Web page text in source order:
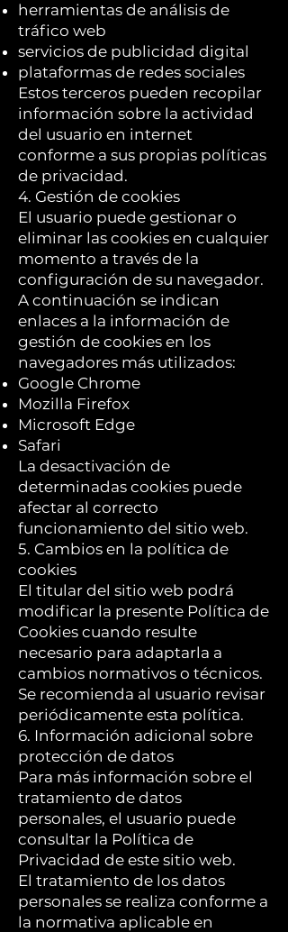
herramientas de análisis de
tráfico web
servicios de publicidad digital
plataformas de redes sociales
Estos terceros pueden recopilar
información sobre la actividad
del usuario en internet
conforme a sus propias políticas
de privacidad.
4. Gestión de cookies
El usuario puede gestionar o
eliminar las cookies en cualquier
momento a través de la
configuración de su navegador.
A continuación se indican
enlaces a la información de
gestión de cookies en los
navegadores más utilizados:
Google Chrome
Mozilla Firefox
Microsoft Edge
Safari
La desactivación de
determinadas cookies puede
afectar al correcto
funcionamiento del sitio web.
5. Cambios en la política de
cookies
El titular del sitio web podrá
modificar la presente Política de
Cookies cuando resulte
necesario para adaptarla a
cambios normativos o técnicos.
Se recomienda al usuario revisar
periódicamente esta política.
6. Información adicional sobre
protección de datos
Para más información sobre el
tratamiento de datos
personales, el usuario puede
consultar la Política de
Privacidad de este sitio web.
El tratamiento de los datos
personales se realiza conforme a
la normativa aplicable en